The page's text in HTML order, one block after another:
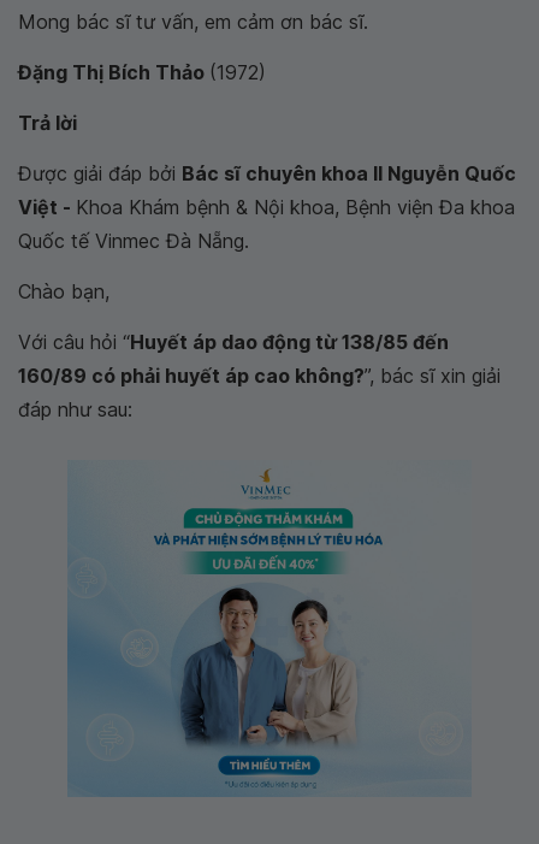
Mong bác sĩ tư vấn, em cảm ơn bác sĩ.
Đặng Thị Bích Thảo (1972)
Trả lời
Được giải đáp bởi Bác sĩ chuyên khoa II Nguyễn Quốc
Việt - Khoa Khám bệnh & Nội khoa, Bệnh viện Đa khoa
Quốc tế Vinmec Đà Nẵng.
Chào bạn,
Với câu hỏi “Huyết áp dao động từ 138/85 đến
160/89 có phải huyết áp cao không?”, bác sĩ xin giải
đáp như sau: